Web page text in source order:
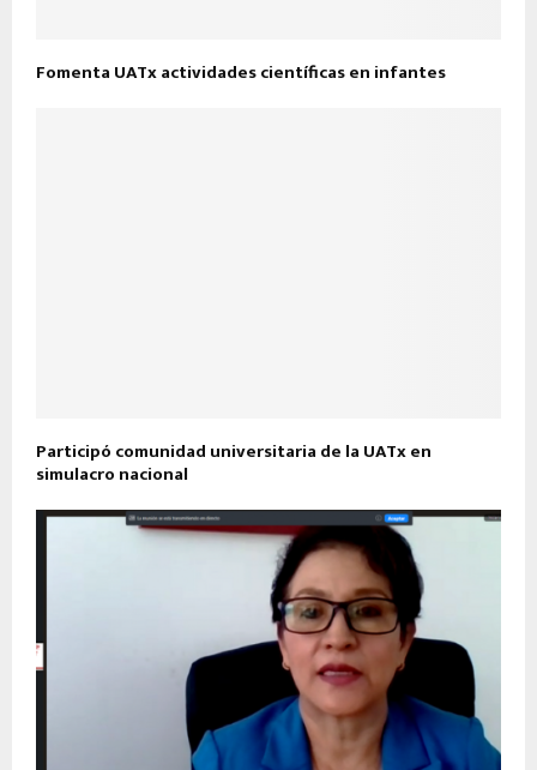
Fomenta UATx actividades científicas en infantes
Participó comunidad universitaria de la UATx en
simulacro nacional